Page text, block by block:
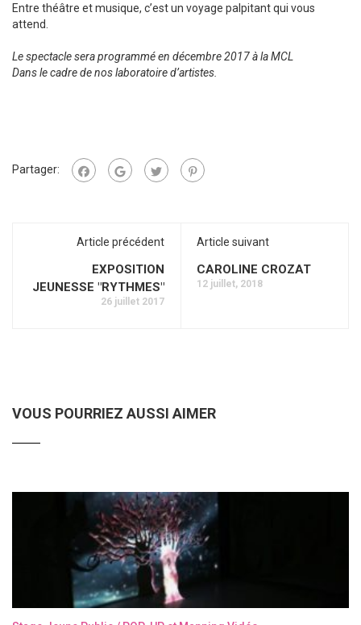
Entre théâtre et musique, c’est un voyage palpitant qui vous
attend.
Le spectacle sera programmé en décembre 2017 à la MCL
Dans le cadre de nos laboratoire d’artistes.
Partager:
Article précédent
EXPOSITION
JEUNESSE "RYTHMES"
26 juillet 2017
Article suivant
CAROLINE CROZAT
12 juillet, 2018
VOUS POURRIEZ AUSSI AIMER